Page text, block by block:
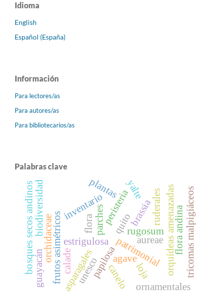
Idioma
English
Español (España)
Información
Para lectores/as
Para autores/as
Para bibliotecarios/as
Palabras clave
rugosum
estrigulosa
papilosa
frutos asimétricos flora
inventario
parches
patrimonial
quito orquídeas amenazadas
orchidaceae
biodiversidad brassia
peristeria
agave
asparagales
flora andina
aureae tricomas malpigiáceos
loja
bosques secos andinos calade
canelo
guayacán
yalte
plantas
ornamentales
ruderales
unesco